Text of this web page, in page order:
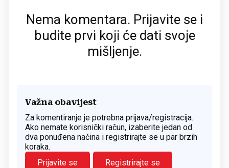
Nema komentara. Prijavite se i
budite prvi koji će dati svoje
mišljenje.
Važna obavijest
Za komentiranje je potrebna prijava/registracija.
Ako nemate korisnički račun, izaberite jedan od
dva ponuđena načina i registrirajte se u par brzih
koraka.
Prijavite se
Registrirajte se